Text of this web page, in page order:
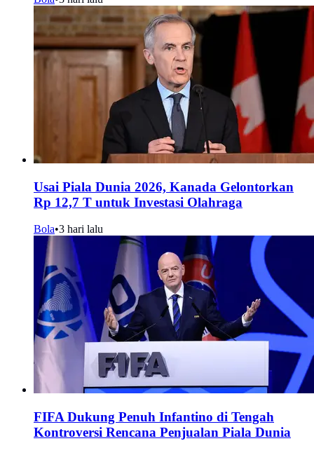
Usai Piala Dunia 2026, Kanada Gelontorkan
Rp 12,7 T untuk Investasi Olahraga
Bola•3 hari lalu
FIFA Dukung Penuh Infantino di Tengah
Kontroversi Rencana Penjualan Piala Dunia